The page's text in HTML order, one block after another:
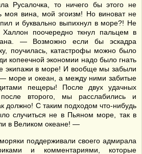
Русалочка, то ничего бы этого не
моя вина, мой эгоизм! Но виноват не
и буквально выпихнул в море?! Не
поочередно ткнул пальцем в
— Возможно если бы эскадра
поучилась, катастрофы можно было
копеечной экономии надо было гнать
экипажи в море! И вообще мы забыли
море и океан, а между ними забитые
пещеры! После двух удачных
второго, мы расслабились и
должно! С таким подходом что-нибудь
случиться не в Пьяном море, так в
в Великом океане! —
поддерживали своего адмирала
и комментариями, которые